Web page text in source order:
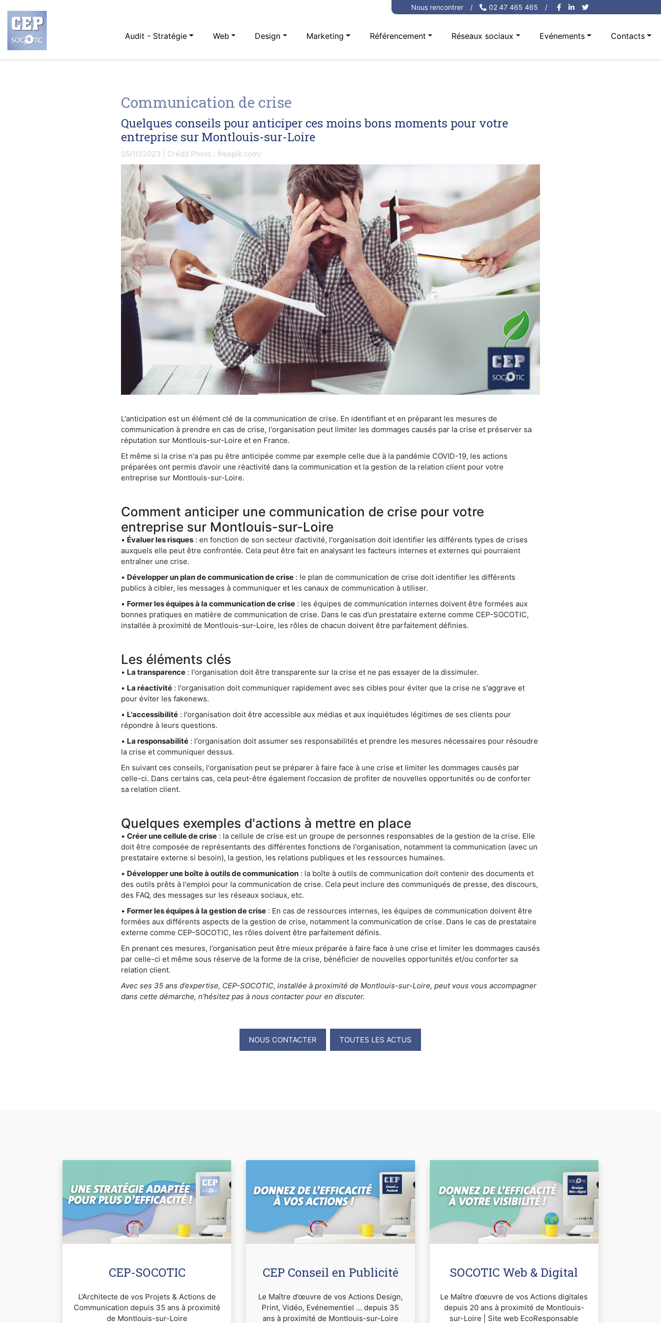
Nous rencontrer / 02 47 465 465 /
Audit - Stratégie Web Design Marketing Référencement Réseaux sociaux Evénements Contacts
Communication de crise
Quelques conseils pour anticiper ces moins bons moments pour votre
entreprise sur Montlouis-sur-Loire
05/10/2023 | Crédit Photo : freepik.com/
L'anticipation est un élément clé de la communication de crise. En identifiant et en préparant les mesures de
communication à prendre en cas de crise, l'organisation peut limiter les dommages causés par la crise et préserver sa
réputation sur Montlouis-sur-Loire et en France.
Et même si la crise n'a pas pu être anticipée comme par exemple celle due à la pandémie COVID-19, les actions
préparées ont permis d’avoir une réactivité dans la communication et la gestion de la relation client pour votre
entreprise sur Montlouis-sur-Loire.
Comment anticiper une communication de crise pour votre
entreprise sur Montlouis-sur-Loire
• Évaluer les risques: en fonction de son secteur d’activité, l'organisation doit identifier les différents types de crises
auxquels elle peut être confrontée. Cela peut être fait en analysant les facteurs internes et externes qui pourraient
entraîner une crise.
• Développer un plan de communication de crise: le plan de communication de crise doit identifier les différents
publics à cibler, les messages à communiquer et les canaux de communication à utiliser.
• Former les équipes à la communication de crise: les équipes de communication internes doivent être formées aux
bonnes pratiques en matière de communication de crise. Dans le cas d’un prestataire externe comme CEP-SOCOTIC,
installée à proximité de Montlouis-sur-Loire, les rôles de chacun doivent être parfaitement définies.
Les éléments clés
• La transparence: l'organisation doit être transparente sur la crise et ne pas essayer de la dissimuler.
• La réactivité: l'organisation doit communiquer rapidement avec ses cibles pour éviter que la crise ne s'aggrave et
pour éviter les fakenews.
• L'accessibilité: l'organisation doit être accessible aux médias et aux inquiétudes légitimes de ses clients pour
répondre à leurs questions.
• La responsabilité: l'organisation doit assumer ses responsabilités et prendre les mesures nécessaires pour résoudre
la crise et communiquer dessus.
En suivant ces conseils, l'organisation peut se préparer à faire face à une crise et limiter les dommages causés par
celle-ci. Dans certains cas, cela peut-être également l’occasion de profiter de nouvelles opportunités ou de conforter
sa relation client.
Quelques exemples d'actions à mettre en place
• Créer une cellule de crise: la cellule de crise est un groupe de personnes responsables de la gestion de la crise. Elle
doit être composée de représentants des différentes fonctions de l'organisation, notamment la communication (avec un
prestataire externe si besoin), la gestion, les relations publiques et les ressources humaines.
• Développer une boîte à outils de communication: la boîte à outils de communication doit contenir des documents et
des outils prêts à l'emploi pour la communication de crise. Cela peut inclure des communiqués de presse, des discours,
des FAQ, des messages sur les réseaux sociaux, etc.
• Former les équipes à la gestion de crise: En cas de ressources internes, les équipes de communication doivent être
formées aux différents aspects de la gestion de crise, notamment la communication de crise. Dans le cas de prestataire
externe comme CEP-SOCOTIC, les rôles doivent être parfaitement définis.
En prenant ces mesures, l'organisation peut être mieux préparée à faire face à une crise et limiter les dommages causés
par celle-ci et même sous réserve de la forme de la crise, bénéficier de nouvelles opportunités et/ou conforter sa
relation client.
Avec ses 35 ans d’expertise, CEP-SOCOTIC, installée à proximité de Montlouis-sur-Loire, peut vous vous accompagner
dans cette démarche, n'hésitez pas à nous contacter pour en discuter.
NOUS CONTACTER TOUTES LES ACTUS
CEP-SOCOTIC
L’Architecte de vos Projets & Actions de
Communication depuis 35 ans à proximité
de Montlouis-sur-Loire
CEP Conseil en Publicité
Le Maître d’œuvre de vos Actions Design,
Print, Vidéo, Evénementiel ... depuis 35
ans à proximité de Montlouis-sur-Loire
SOCOTIC Web & Digital
Le Maître d’œuvre de vos Actions digitales
depuis 20 ans à proximité de Montlouis-
sur-Loire | Site web EcoResponsable